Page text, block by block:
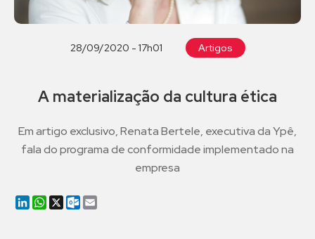
28/09/2020 - 17h01 Artigos
A materialização da cultura ética
Em artigo exclusivo, Renata Bertele, executiva da Ypê,
fala do programa de conformidade implementado na
empresa
LinkedIn
WhatsApp
X Outlook.com